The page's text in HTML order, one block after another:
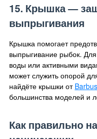
15. Крышка —
выпрыгивания
Крышка помогает
выпрыгивание рыбок.
воды или активными
может служить опорой
найдёте крышки от Barbus
большинства моделей и
Как правильно